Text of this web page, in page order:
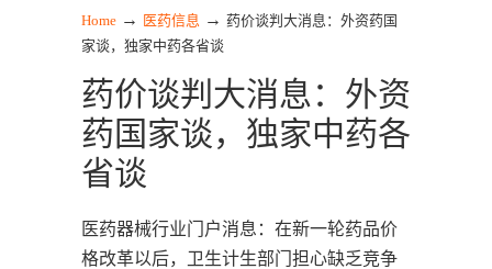
Home → 医药信息 → 药价谈判大消息：外资药国
家谈，独家中药各省谈
药价谈判大消息：外资
药国家谈，独家中药各
省谈
医药器械行业门户消息：在新一轮药品价
格改革以后，卫生计生部门担心缺乏竞争